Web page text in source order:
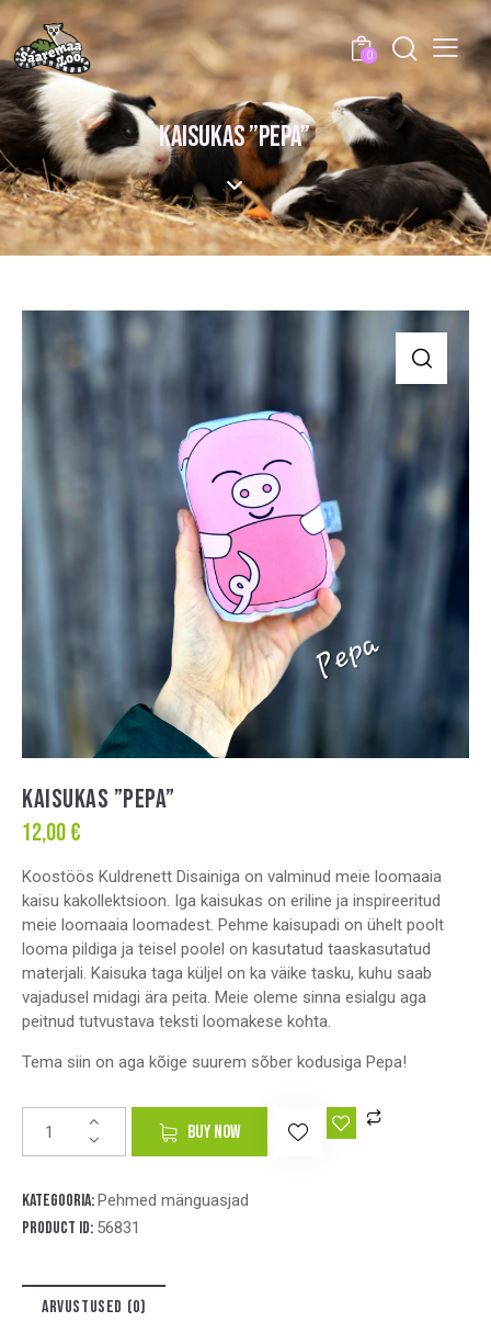
0
KAISUKAS ”PEPA”
KAISUKAS ”PEPA”
12,00€
Koostöös Kuldrenett Disainiga on valminud meie loomaaia
kaisu kakollektsioon. Iga kaisukas on eriline ja inspireeritud
meie loomaaia loomadest. Pehme kaisupadi on ühelt poolt
looma pildiga ja teisel poolel on kasutatud taaskasutatud
materjali. Kaisuka taga küljel on ka väike tasku, kuhu saab
vajadusel midagi ära peita. Meie oleme sinna esialgu aga
peitnud tutvustava teksti loomakese kohta.
Tema siin on aga kõige suurem sõber kodusiga Pepa!
BUY NOW
Kategooria:Pehmed mänguasjad
Product ID: 56831
ARVUSTUSED (0)